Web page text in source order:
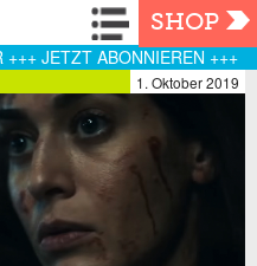
Navigation
SHOP
JETZT ABONNIEREN +++
1. Oktober 2019